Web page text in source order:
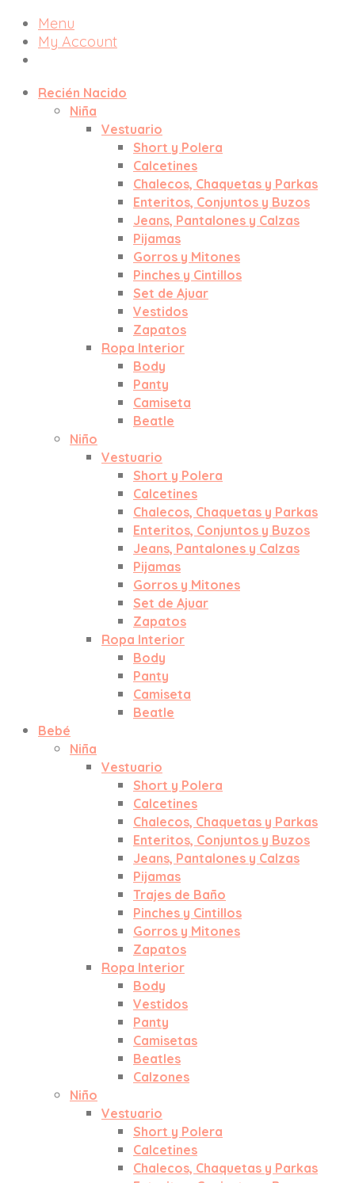
Menu
My Account
Recién Nacido
Niña
Vestuario
Short y Polera
Calcetines
Chalecos, Chaquetas y Parkas
Enteritos, Conjuntos y Buzos
Jeans, Pantalones y Calzas
Pijamas
Gorros y Mitones
Pinches y Cintillos
Set de Ajuar
Vestidos
Zapatos
Ropa Interior
Body
Panty
Camiseta
Beatle
Niño
Vestuario
Short y Polera
Calcetines
Chalecos, Chaquetas y Parkas
Enteritos, Conjuntos y Buzos
Jeans, Pantalones y Calzas
Pijamas
Gorros y Mitones
Set de Ajuar
Zapatos
Ropa Interior
Body
Panty
Camiseta
Beatle
Bebé
Niña
Vestuario
Short y Polera
Calcetines
Chalecos, Chaquetas y Parkas
Enteritos, Conjuntos y Buzos
Jeans, Pantalones y Calzas
Pijamas
Trajes de Baño
Pinches y Cintillos
Gorros y Mitones
Zapatos
Ropa Interior
Body
Vestidos
Panty
Camisetas
Beatles
Calzones
Niño
Vestuario
Short y Polera
Calcetines
Chalecos, Chaquetas y Parkas